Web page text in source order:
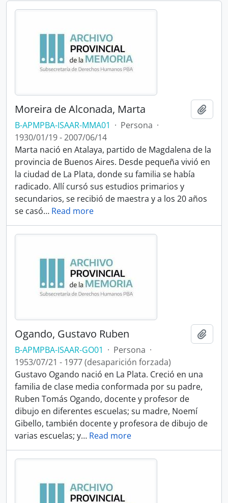
Moreira de Alconada, Marta
B-APMPBA-ISAAR-MMA01 · Persona ·
1930/01/19 - 2007/06/14
Marta nació en Atalaya, partido de Magdalena de la
provincia de Buenos Aires. Desde pequeña vivió en
la ciudad de La Plata, donde su familia se había
radicado. Allí cursó sus estudios primarios y
secundarios, se recibió de maestra y a los 20 años
se casó… Read more
Ogando, Gustavo Ruben
B-APMPBA-ISAAR-GO01 · Persona ·
1953/07/21 - 1977 (desaparición forzada)
Gustavo Ogando nació en La Plata. Creció en una
familia de clase media conformada por su padre,
Ruben Tomás Ogando, docente y profesor de
dibujo en diferentes escuelas; su madre, Noemí
Gibello, también docente y profesora de dibujo de
varias escuelas; y… Read more